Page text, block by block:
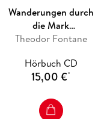
Wanderungen durch
die Mark
Brandenburg - Teil II
Theodor Fontane
Hörbuch CD
15,00 €*